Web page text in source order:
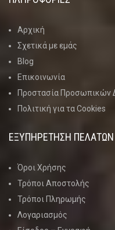
Αρχική
Σχετικά με εμάς
Blog
Επικοινωνία
Προστασία Προσωπικών
Πολιτική για τα Cookies
ΕΞΥΠΗΡΕΤΗΣΗ ΠΕΛΑΤΩΝ
Όροι Χρήσης
Τρόποι Αποστολής
Τρόποι Πληρωμής
Λογαριασμός